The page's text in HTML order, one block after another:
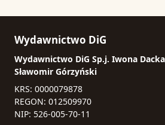
Wydawnictwo DiG
Wydawnictwo DiG Sp.j. Iwona
Sławomir Górzyński
KRS: 0000079878
REGON: 012509970
NIP: 526-005-70-11